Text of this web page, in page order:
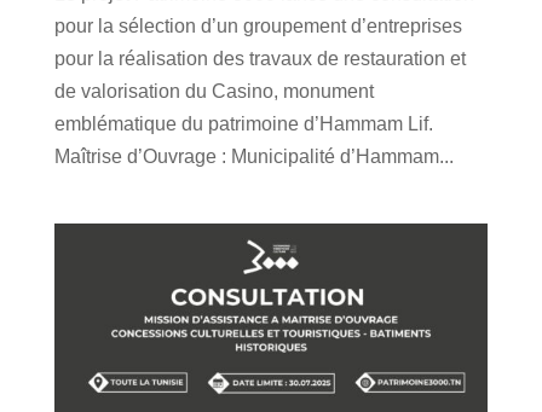
pour la sélection d’un groupement d’entreprises
pour la réalisation des travaux de restauration et
de valorisation du Casino, monument
emblématique du patrimoine d’Hammam Lif.
Maîtrise d’Ouvrage : Municipalité d’Hammam...